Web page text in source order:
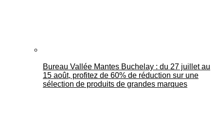
Bureau Vallée Mantes Buchelay : du 27 juillet au
15 août, profitez de 60% de réduction sur une
sélection de produits de grandes marques